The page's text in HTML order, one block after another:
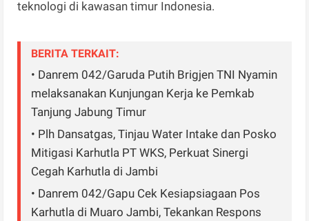
teknologi di kawasan timur Indonesia.
BERITA TERKAIT:
• Danrem 042/Garuda Putih Brigjen TNI Nyamin
melaksanakan Kunjungan Kerja ke Pemkab
Tanjung Jabung Timur
• Plh Dansatgas, Tinjau Water Intake dan Posko
Mitigasi Karhutla PT WKS, Perkuat Sinergi
Cegah Karhutla di Jambi
• Danrem 042/Gapu Cek Kesiapsiagaan Pos
Karhutla di Muaro Jambi, Tekankan Respons